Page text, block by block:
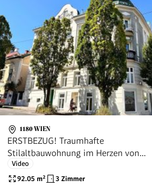
1180 WIEN
ERSTBEZUG! Traumhafte
Stilaltbauwohnung im Herzen von
Währing
Video
92.05 m² 3 Zimmer